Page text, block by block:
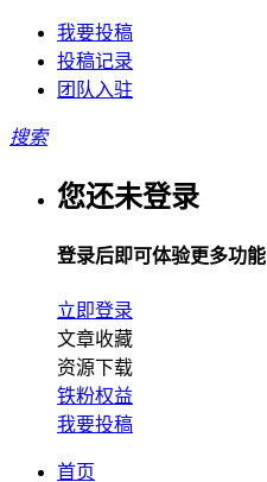
我要投稿
投稿记录
团队入驻
搜索
您还未登录
登录后即可体验更多功能
立即登录
文章收藏
资源下载
铁粉权益
我要投稿
首页